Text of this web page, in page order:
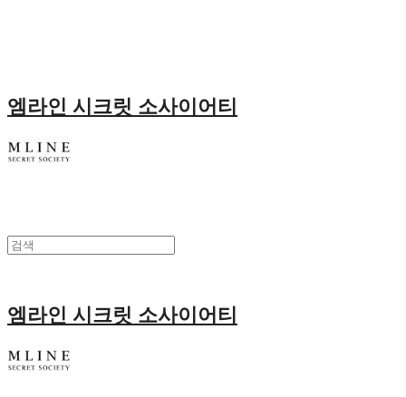
엠라인 시크릿 소사이어티
엠라인 시크릿 소사이어티